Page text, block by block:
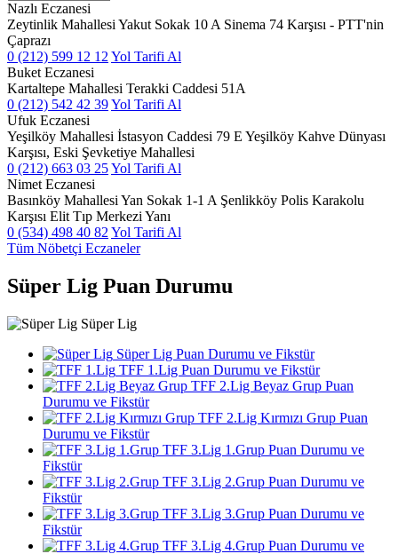
Nazlı Eczanesi
Zeytinlik Mahallesi Yakut Sokak 10 A Sinema 74 Karşısı - PTT'nin
Çaprazı
0 (212) 599 12 12 Yol Tarifi Al
Buket Eczanesi
Kartaltepe Mahallesi Terakki Caddesi 51A
0 (212) 542 42 39Yol Tarifi Al
Ufuk Eczanesi
Yeşilköy Mahallesi İstasyon Caddesi 79 E Yeşilköy Kahve Dünyası
Karşısı, Eski Şevketiye Mahallesi
0 (212) 663 03 25Yol Tarifi Al
Nimet Eczanesi
Basınköy Mahallesi Yan Sokak 1-1 A Şenlikköy Polis Karakolu
Karşısı Elit Tıp Merkezi Yanı
0 (534) 498 40 82 Yol Tarifi Al
Tüm Nöbetçi Eczaneler
Süper Lig Puan Durumu
Süper Lig
Süper Lig Puan Durumu ve Fikstür
TFF 1.Lig Puan Durumu ve Fikstür
TFF 2.Lig Beyaz Grup Puan
Durumu ve Fikstür
TFF 2.Lig Kırmızı Grup Puan
Durumu ve Fikstür
TFF 3.Lig 1.Grup Puan Durumu ve
Fikstür
TFF 3.Lig 2.Grup Puan Durumu ve
Fikstür
TFF 3.Lig 3.Grup Puan Durumu ve
Fikstür
TFF 3.Lig 4.Grup Puan Durumu ve